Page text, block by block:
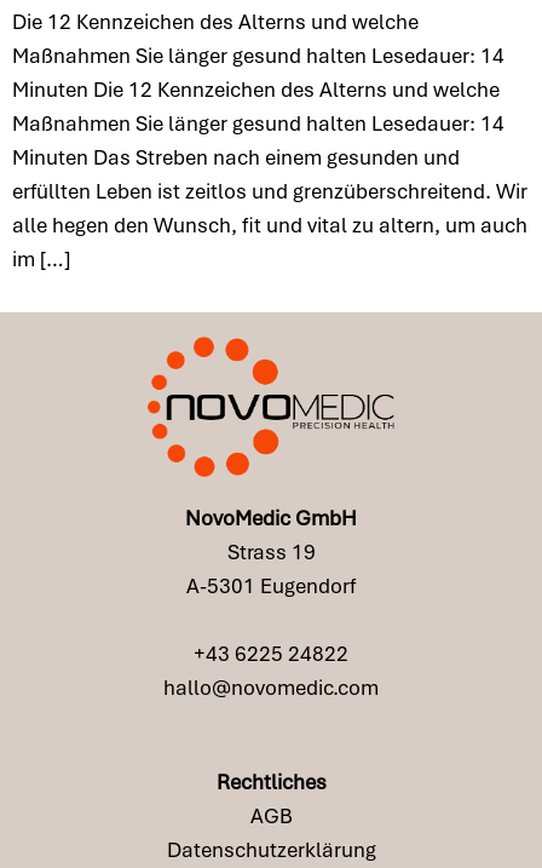
Die 12 Kennzeichen des Alterns und welche
Maßnahmen Sie länger gesund halten Lesedauer: 14
Minuten Die 12 Kennzeichen des Alterns und welche
Maßnahmen Sie länger gesund halten Lesedauer: 14
Minuten Das Streben nach einem gesunden und
erfüllten Leben ist zeitlos und grenzüberschreitend. Wir
alle hegen den Wunsch, fit und vital zu altern, um auch
im […]
NovoMedic GmbH
Strass 19
A-5301 Eugendorf
+43 6225 24822
hallo@novomedic.com
Rechtliches
AGB
Datenschutzerklärung